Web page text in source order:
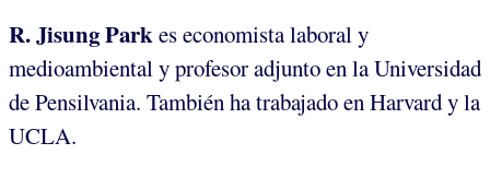
R. Jisung Parkes economista laboral y
medioambiental y profesor adjunto en la Universidad
de Pensilvania. También ha trabajado en Harvard y la
UCLA.